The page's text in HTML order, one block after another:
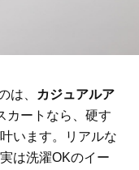
は、
カジュアルア
カートなら、硬す
います。リアルな
は洗濯OKのイー